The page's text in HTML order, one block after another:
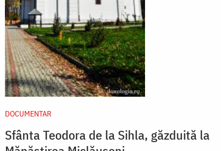
DOCUMENTAR
Sfânta Teodora de la Sihla, găzduită la